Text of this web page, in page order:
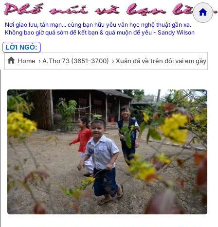
Nơi giao lưu, tản mạn... cùng bạn hữu yêu văn học nghệ thuật gần xa.
Không bao giờ quá sớm để kết bạn & quá muộn để yêu - Sandy Wilson
LỜI NGỎ:
Home › A.Thơ 73 (3651-3700) › Xuân đã về trên đôi vai em gầy
guộc- Lê Thanh Hùng